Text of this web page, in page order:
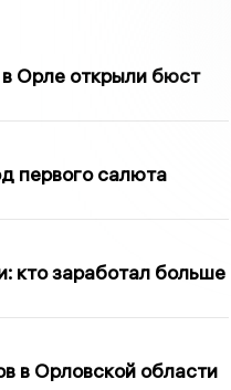
Орле открыли бюст
первого салюта
кто заработал больше
в Орловской области